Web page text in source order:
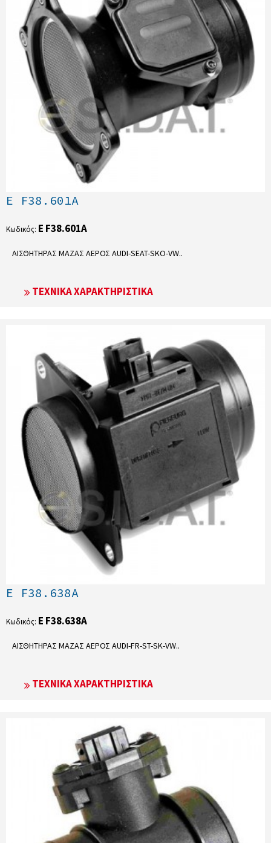
E F38.601A
Κωδικός: E F38.601A
ΑΙΣΘΗΤΗΡΑΣ ΜΑΖΑΣ ΑΕΡΟΣ AUDI-SEAT-SKO-VW..
ΤΕΧΝΙΚΆ ΧΑΡΑΚΤΗΡΙΣΤΙΚΆ
E F38.638A
Κωδικός: E F38.638A
ΑΙΣΘΗΤΗΡΑΣ ΜΑΖΑΣ ΑΕΡΟΣ AUDI-FR-ST-SK-VW..
ΤΕΧΝΙΚΆ ΧΑΡΑΚΤΗΡΙΣΤΙΚΆ